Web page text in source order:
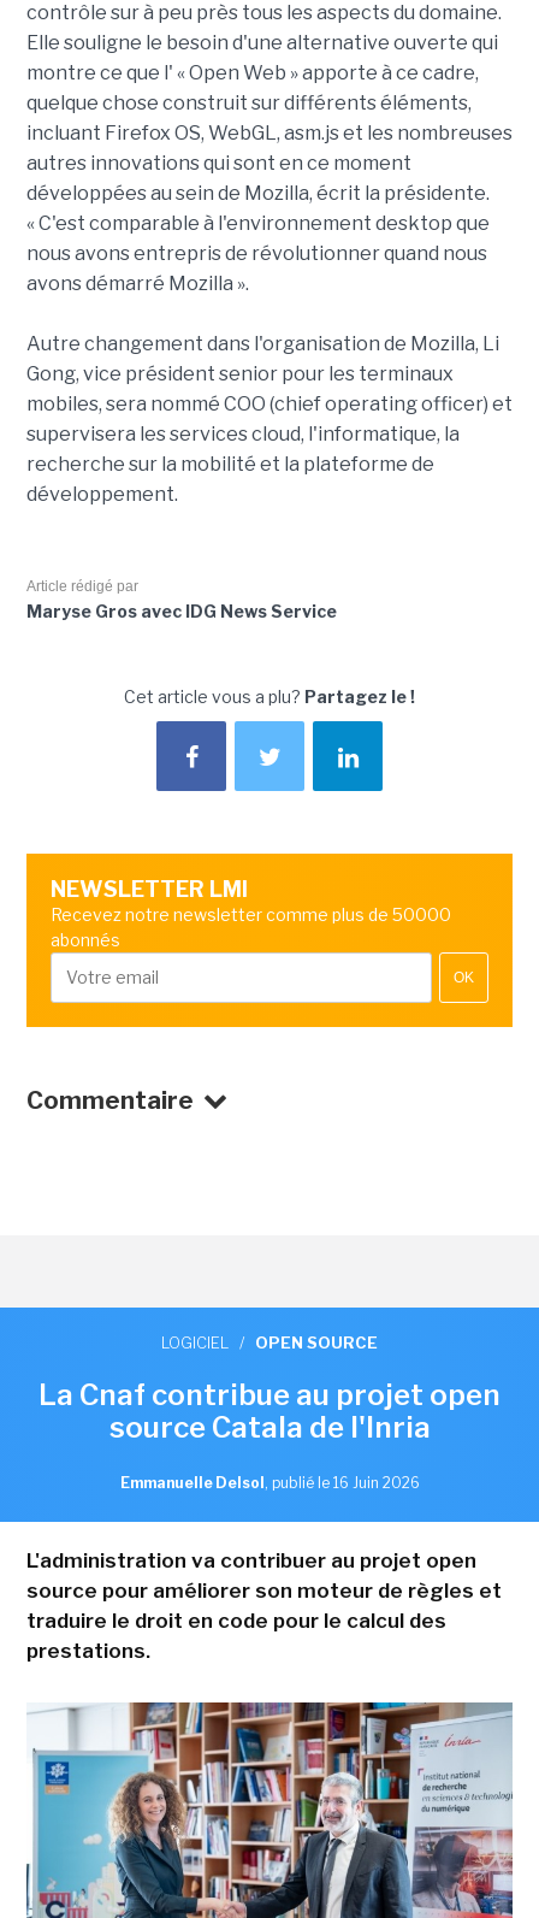
contrôle sur à peu près tous les aspects du domaine.
Elle souligne le besoin d'une alternative ouverte qui
montre ce que l' « Open Web » apporte à ce cadre,
quelque chose construit sur différents éléments,
incluant Firefox OS, WebGL, asm.js et les nombreuses
autres innovations qui sont en ce moment
développées au sein de Mozilla, écrit la présidente.
« C'est comparable à l'environnement desktop que
nous avons entrepris de révolutionner quand nous
avons démarré Mozilla ».
Autre changement dans l'organisation de Mozilla, Li
Gong, vice président senior pour les terminaux
mobiles, sera nommé COO (chief operating officer) et
supervisera les services cloud, l'informatique, la
recherche sur la mobilité et la plateforme de
développement.
Article rédigé par
Maryse Gros avec IDG News Service
Cet article vous a plu? Partagez le !
NEWSLETTER LMI
Recevez notre newsletter comme plus de 50000
abonnés
OK
Commentaire
LOGICIEL / OPEN SOURCE
La Cnaf contribue au projet open
source Catala de l'Inria
Emmanuelle Delsol , publié le 16 Juin 2026
L'administration va contribuer au projet open
source pour améliorer son moteur de règles et
traduire le droit en code pour le calcul des
prestations.